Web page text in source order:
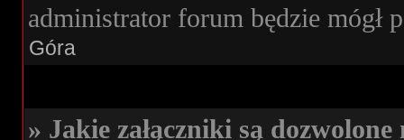
administrator forum będzie mógł
Góra
» Jakie załączniki są